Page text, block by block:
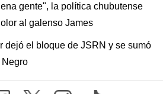
gente", la política chubutense
al galenso James
dejó el bloque de JSRN y se sumó